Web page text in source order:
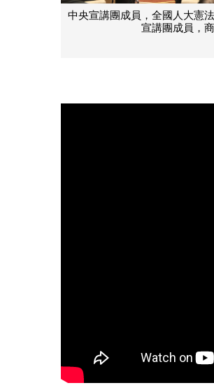
員，全國人大憲法和法律委員會副主任委員
宣講團成員，商務部黨組書記、部長王文